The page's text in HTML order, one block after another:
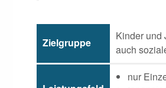
Zielgruppe
Kinder und
auch
nur